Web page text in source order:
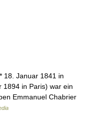
Januar 1841 in
1894 in Paris) war ein
Emmanuel Chabrier